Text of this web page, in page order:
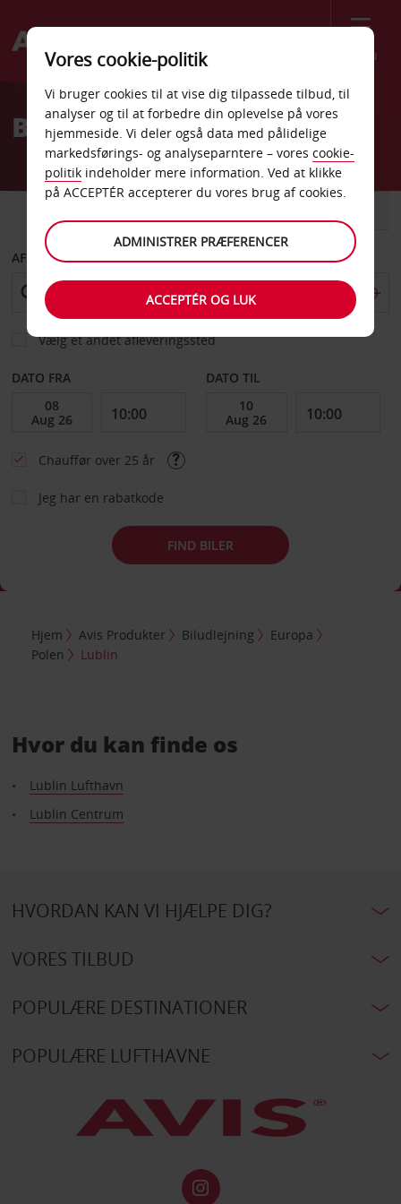
Menu
Welcome
AvisBilleje Lublin
AFHENT FRA
Vælg et andet afleveringssted
DATO FRA DATO TIL
Chauffør over 25 år
Jeg har en rabatkode
FIND BILER
Hjem Avis Produkter Biludlejning
Europa
Polen
Lublin
Hvor du kan finde os
Lublin Lufthavn
Lublin Centrum
HVORDAN KAN VI HJÆLPE DIG?
VORES TILBUD
POPULÆRE DESTINATIONER
POPULÆRE LUFTHAVNE
Vores cookie-politik
Vi bruger cookies til at vise dig tilpassede tilbud, til
analyser og til at forbedre din oplevelse på vores
hjemmeside. Vi deler også data med pålidelige
markedsførings- og analyseparntere – vores cookie-
politik indeholder mere information. Ved at klikke
på ACCEPTÉR accepterer du vores brug af cookies.
ADMINISTRER PRÆFERENCER
ACCEPTÉR OG LUK